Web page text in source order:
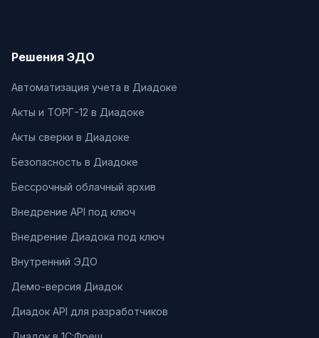
Решения ЭДО
Автоматизация учета в Диадоке
Акты и ТОРГ-12 в Диадоке
Акты сверки в Диадоке
Безопасность в Диадоке
Бессрочный облачный архив
Внедрение API под ключ
Внедрение Диадока под ключ
Внутренний ЭДО
Демо-версия Диадок
Диадок API для разработчиков